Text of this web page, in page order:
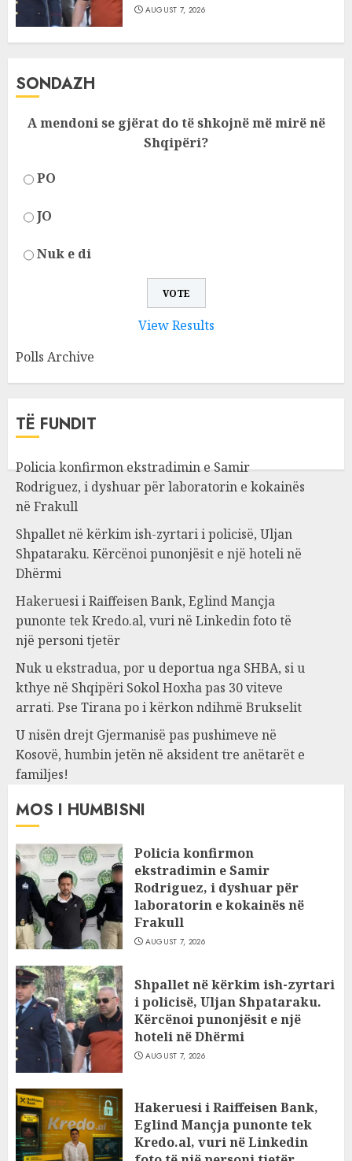
AUGUST 7, 2026
SONDAZH
A mendoni se gjërat do të shkojnë më mirë në
Shqipëri?
PO
JO
Nuk e di
View Results
Polls Archive
TË FUNDIT
Policia konfirmon ekstradimin e Samir
Rodriguez, i dyshuar për laboratorin e kokainës
në Frakull
Shpallet në kërkim ish-zyrtari i policisë, Uljan
Shpataraku. Kërcënoi punonjësit e një hoteli në
Dhërmi
Hakeruesi i Raiffeisen Bank, Eglind Mançja
punonte tek Kredo.al, vuri në Linkedin foto të
një personi tjetër
Nuk u ekstradua, por u deportua nga SHBA, si u
kthye në Shqipëri Sokol Hoxha pas 30 viteve
arrati. Pse Tirana po i kërkon ndihmë Brukselit
U nisën drejt Gjermanisë pas pushimeve në
Kosovë, humbin jetën në aksident tre anëtarët e
familjes!
MOS I HUMBISNI
Policia konfirmon
ekstradimin e Samir
Rodriguez, i dyshuar për
laboratorin e kokainës në
Frakull
AUGUST 7, 2026
Shpallet në kërkim ish-zyrtari
i policisë, Uljan Shpataraku.
Kërcënoi punonjësit e një
hoteli në Dhërmi
AUGUST 7, 2026
Hakeruesi i Raiffeisen Bank,
Eglind Mançja punonte tek
Kredo.al, vuri në Linkedin